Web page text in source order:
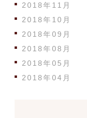
2018年11月
2018年10月
2018年09月
2018年08月
2018年05月
2018年04月